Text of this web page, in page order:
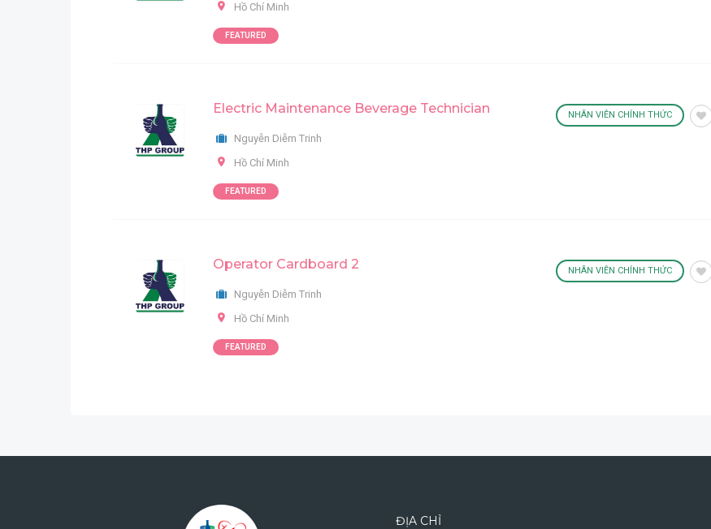
Hồ Chí Minh
FEATURED
Electric Maintenance Beverage Technician
Nguyễn Diễm Trinh
Hồ Chí Minh
FEATURED
NHÂN VIÊN CHÍNH THỨC
Operator Cardboard 2
Nguyễn Diễm Trinh
Hồ Chí Minh
FEATURED
NHÂN VIÊN CHÍNH THỨC
ĐỊA CHỈ